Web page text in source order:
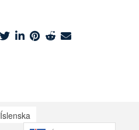
Íslenska